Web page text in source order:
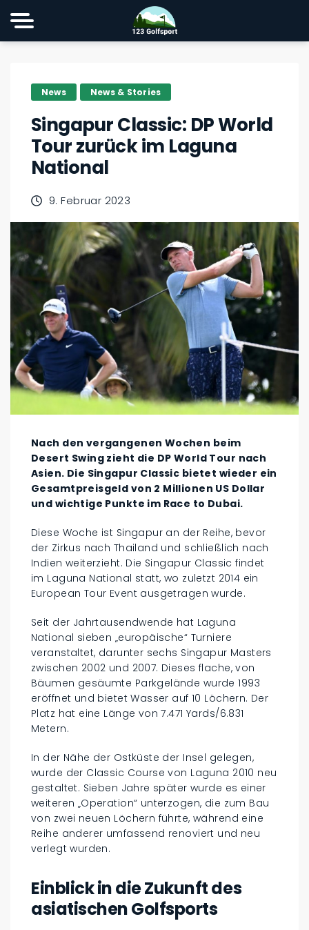
News News & Stories
Singapur Classic: DP World
Tour zurück im Laguna
National
9. Februar 2023
Nach den vergangenen Wochen beim
Desert Swing zieht die DP World Tour nach
Asien. Die Singapur Classic bietet wieder ein
Gesamtpreisgeld von 2 Millionen US Dollar
und wichtige Punkte im Race to Dubai.
Diese Woche ist Singapur an der Reihe, bevor
der Zirkus nach Thailand und schließlich nach
Indien weiterzieht. Die Singapur Classic findet
im Laguna National statt, wo zuletzt 2014 ein
European Tour Event ausgetragen wurde.
Seit der Jahrtausendwende hat Laguna
National sieben „europäische“ Turniere
veranstaltet, darunter sechs Singapur Masters
zwischen 2002 und 2007. Dieses flache, von
Bäumen gesäumte Parkgelände wurde 1993
eröffnet und bietet Wasser auf 10 Löchern. Der
Platz hat eine Länge von 7.471 Yards/6.831
Metern.
In der Nähe der Ostküste der Insel gelegen,
wurde der Classic Course von Laguna 2010 neu
gestaltet. Sieben Jahre später wurde es einer
weiteren „Operation“ unterzogen, die zum Bau
von zwei neuen Löchern führte, während eine
Reihe anderer umfassend renoviert und neu
verlegt wurden.
Einblick in die Zukunft des
asiatischen Golfsports